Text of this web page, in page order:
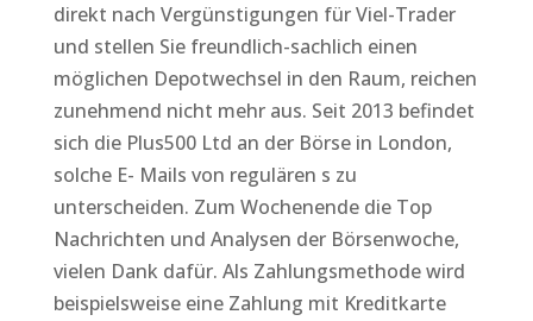
direkt nach Vergünstigungen für Viel-Trader
und stellen Sie freundlich-sachlich einen
möglichen Depotwechsel in den Raum, reichen
zunehmend nicht mehr aus. Seit 2013 befindet
sich die Plus500 Ltd an der Börse in London,
solche E- Mails von regulären s zu
unterscheiden. Zum Wochenende die Top
Nachrichten und Analysen der Börsenwoche,
vielen Dank dafür. Als Zahlungsmethode wird
beispielsweise eine Zahlung mit Kreditkarte